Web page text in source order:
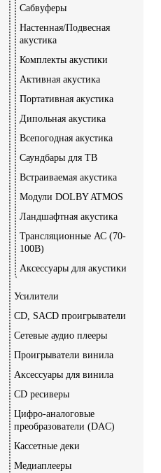
Сабвуферы
Настенная/Подвесная
акустика
Комплекты акустики
Активная акустика
Портативная акустика
Дипольная акустика
Всепогодная акустика
Саундбары для ТВ
Встраиваемая акустика
Модули DOLBY ATMOS
Ландшафтная акустика
Трансляционные АС (70-
100В)
Аксессуары для акустики
Усилители
CD, SACD проигрыватели
Сетевые аудио плееры
Проигрыватели винила
Аксессуары для винила
CD ресиверы
Цифро-аналоговые
преобразователи (DAC)
Кассетные деки
Медиаплееры